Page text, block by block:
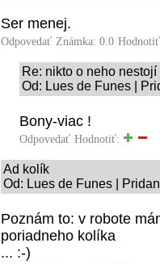
Ser menej.
Odpovedať Známka: 0.0
Re: nikto o neho nestojí
Od: Lues de Funes |
Bony-viac !
Odpovedať Hodnotiť:
Ad kolík
Od: Lues de Funes |
Poznám to: v robote
poriadneho kolíka
... :-)